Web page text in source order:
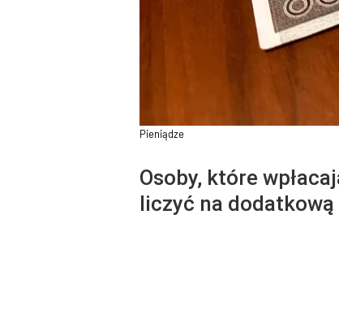
Pieniądze
Osoby, które
liczyć na dodatkową